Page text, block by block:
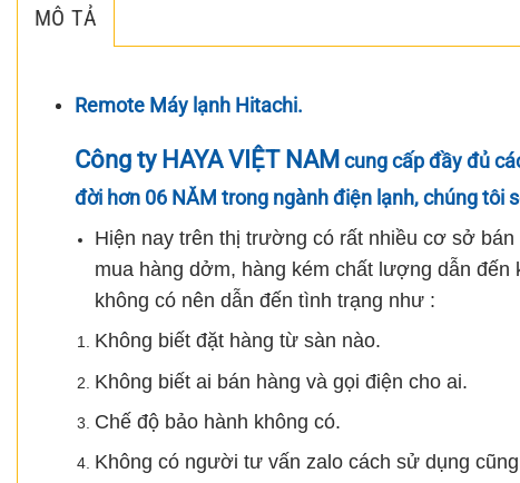
MÔ TẢ
Remote Máy lạnh Hitachi.
Công ty HAYA VIỆT NAM cung cấp đầy đủ
đời hơn 06 NĂM trong ngành điện lạnh, chúng tôi
Hiện nay trên thị trường có rất nhiều cơ sở
mua hàng dởm, hàng kém chất lượng dẫn
không có nên dẫn đến tình trạng như :
Không biết đặt hàng từ sàn nào.
Không biết ai bán hàng và gọi điện cho ai.
Chế độ bảo hành không có.
Không có người tư vấn zalo cách sử dụng